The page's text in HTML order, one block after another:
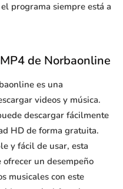
programa siempre está a
de Norbaonline
es una
videos y música.
descargar fácilmente
HD de forma gratuita.
y fácil de usar, esta
ofrecer un desempeño
musicales con este